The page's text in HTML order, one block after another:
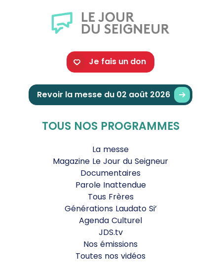
Je fais un don
Revoir la messe du 02 août 2026
TOUS NOS PROGRAMMES
La messe
Magazine Le Jour du Seigneur
Documentaires
Parole Inattendue
Tous Frères
Générations Laudato Si’
Agenda Culturel
JDS.tv
Nos émissions
Toutes nos vidéos